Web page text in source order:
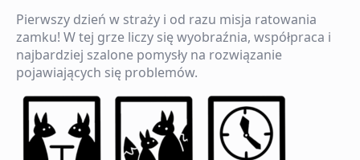
Pierwszy dzień w straży i od razu misja ratowania
zamku! W tej grze liczy się wyobraźnia, współpraca i
najbardziej szalone pomysły na rozwiązanie
pojawiających się problemów.